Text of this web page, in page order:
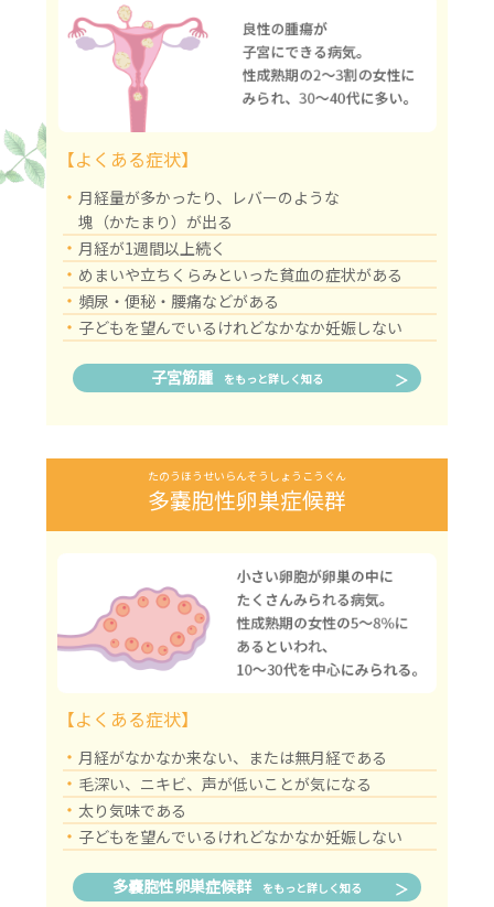
【よくある症状】
・ 月経量が多かったり、レバーのような
塊（かたまり）が出る
・ 月経が1週間以上続く
・ めまいや立ちくらみといった貧血の症状がある
・ 頻尿・便秘・腰痛などがある
・ 子どもを望んでいるけれどなかなか妊娠しない
子宮筋腫 をもっと詳しく知る
多嚢胞性卵巣症候群
たのうほうせいらんそうしょうこうぐん
【よくある症状】
・ 月経がなかなか来ない、または無月経である
・ 毛深い、ニキビ、声が低いことが気になる
・ 太り気味である
・ 子どもを望んでいるけれどなかなか妊娠しない
多嚢胞性卵巣症候群 をもっと詳しく知る